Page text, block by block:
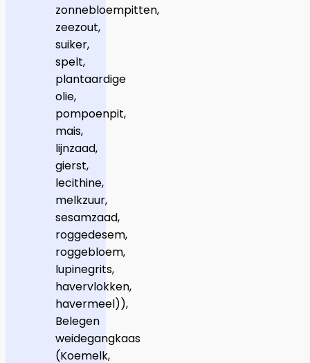
zonnebloempitten,
zeezout,
suiker,
spelt,
plantaardige
olie,
pompoenpit,
mais,
lijnzaad,
gierst,
lecithine,
melkzuur,
sesamzaad,
roggedesem,
roggebloem,
lupinegrits,
havervlokken,
havermeel)),
Belegen
weidegangkaas
(Koemelk,